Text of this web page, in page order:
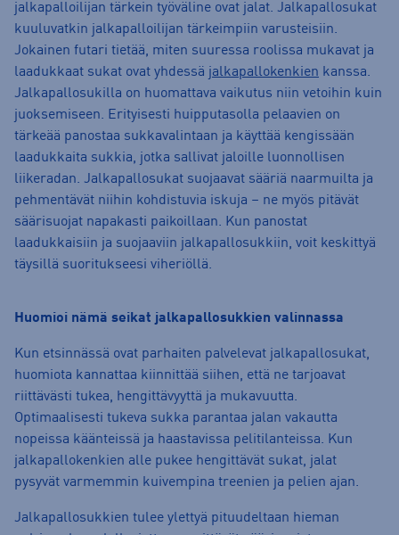
jalkapalloilijan tärkein työväline ovat jalat. Jalkapallosukat
kuuluvatkin jalkapalloilijan tärkeimpiin varusteisiin.
Jokainen futari tietää, miten suuressa roolissa mukavat ja
laadukkaat sukat ovat yhdessä jalkapallokenkien kanssa.
Jalkapallosukilla on huomattava vaikutus niin vetoihin kuin
juoksemiseen. Erityisesti huipputasolla pelaavien on
tärkeää panostaa sukkavalintaan ja käyttää kengissään
laadukkaita sukkia, jotka sallivat jaloille luonnollisen
liikeradan. Jalkapallosukat suojaavat sääriä naarmuilta ja
pehmentävät niihin kohdistuvia iskuja – ne myös pitävät
säärisuojat napakasti paikoillaan. Kun panostat
laadukkaisiin ja suojaaviin jalkapallosukkiin, voit keskittyä
täysillä suoritukseesi viheriöllä.
Huomioi nämä seikat jalkapallosukkien valinnassa
Kun etsinnässä ovat parhaiten palvelevat jalkapallosukat,
huomiota kannattaa kiinnittää siihen, että ne tarjoavat
riittävästi tukea, hengittävyyttä ja mukavuutta.
Optimaalisesti tukeva sukka parantaa jalan vakautta
nopeissa käänteissä ja haastavissa pelitilanteissa. Kun
jalkapallokenkien alle pukee hengittävät sukat, jalat
pysyvät varmemmin kuivempina treenien ja pelien ajan.
Jalkapallosukkien tulee ylettyä pituudeltaan hieman